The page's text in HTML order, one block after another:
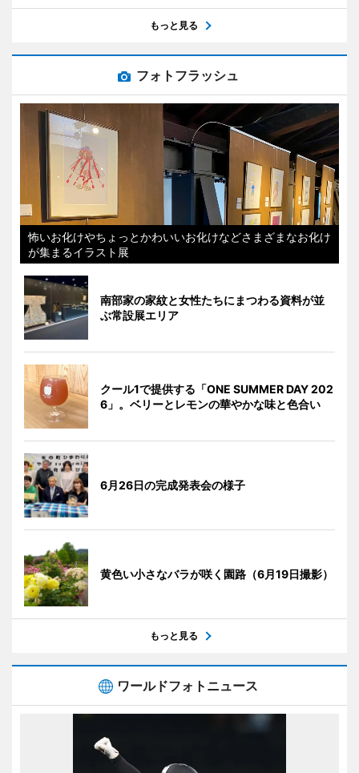
もっと見る
フォトフラッシュ
怖いお化けやちょっとかわいいお化けなどさまざまなお化け
が集まるイラスト展
南部家の家紋と女性たちにまつわる資料が並
ぶ常設展エリア
クール1で提供する「ONE SUMMER DAY 202
6」。ベリーとレモンの華やかな味と色合い
6月26日の完成発表会の様子
黄色い小さなバラが咲く園路（6月19日撮影）
もっと見る
ワールドフォトニュース